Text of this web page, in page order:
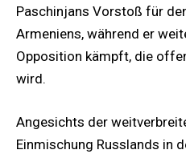
Paschinjans Vorstoß für
Armeniens, während er
Opposition kämpft, die
wird.
Angesichts der
Einmischung Russlands in